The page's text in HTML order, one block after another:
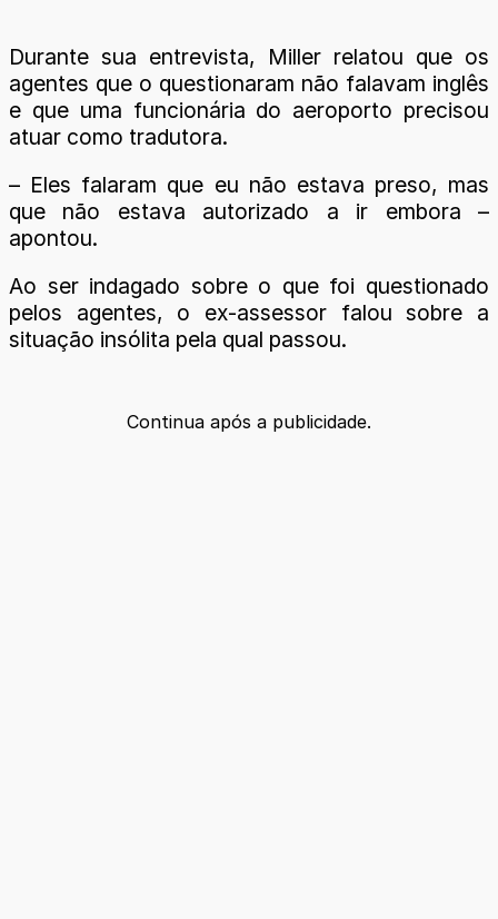
Durante sua entrevista, Miller relatou que os
agentes que o questionaram não falavam inglês
e que uma funcionária do aeroporto precisou
atuar como tradutora.
– Eles falaram que eu não estava preso, mas
que não estava autorizado a ir embora –
apontou.
Ao ser indagado sobre o que foi questionado
pelos agentes, o ex-assessor falou sobre a
situação insólita pela qual passou.
Continua após a publicidade.